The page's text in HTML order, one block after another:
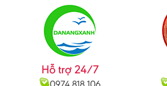
Hỗ trợ 24/7
0974 818 106